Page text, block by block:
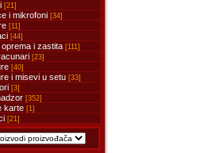
[21]
i mikrofoni [34]
[11]
[44]
oprema i zastita [111]
[23]
[40]
i misevi u setu [33]
[3]
[352]
karte [1]
[21]